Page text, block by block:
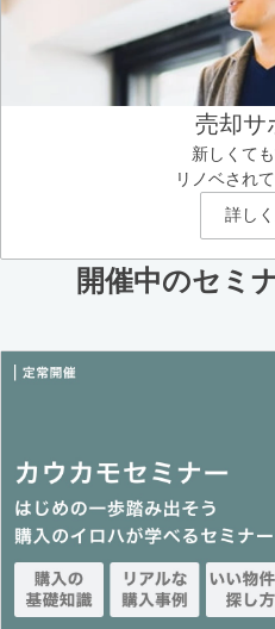
売却サ
新しくて
リノベされ
詳し
開催中のセミ